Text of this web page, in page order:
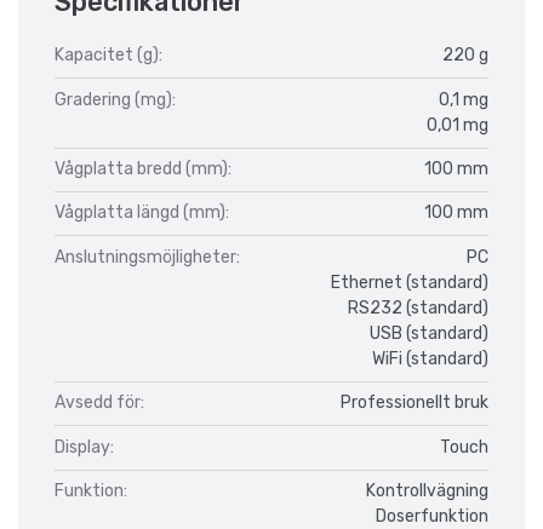
Kapacitet (g): 220 g
Gradering (mg):
0,1 mg
0,01 mg
Vågplatta bredd (mm): 100 mm
Vågplatta längd (mm): 100 mm
Anslutningsmöjligheter:
PC
Ethernet (standard)
RS232 (standard)
USB (standard)
WiFi (standard)
Avsedd för: Professionellt bruk
Display: Touch
Funktion:
Kontrollvägning
Doserfunktion